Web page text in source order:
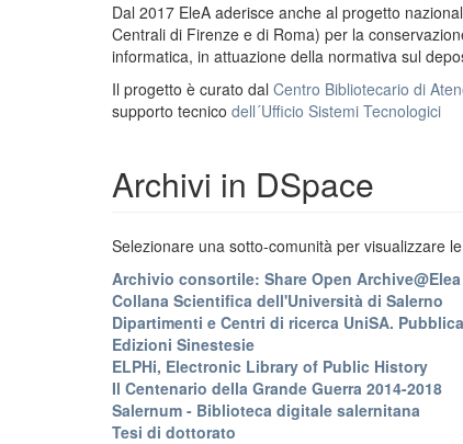
Dal 2017 EleA aderisce anche al progetto
Centrali di Firenze e di Roma) per la
informatica, in attuazione della normativa sul
Il progetto è curato dal Centro Bibliotecario di
supporto tecnico dell´Ufficio Sistemi Tecnologici
Archivi in DSpace
Selezionare una sotto-comunità per visualizzare
Archivio consortile: Share Open Archive@Elea
Collana Scientifica dell'Università di Salerno
Dipartimenti e Centri di ricerca UniSA.
Edizioni Sinestesie
ELPHi, Electronic Library of Public History
Il Centenario della Grande Guerra 2014-2018
Salernum - Biblioteca digitale salernitana
Tesi di dottorato